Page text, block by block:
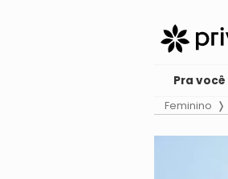
Pra você
Feminino